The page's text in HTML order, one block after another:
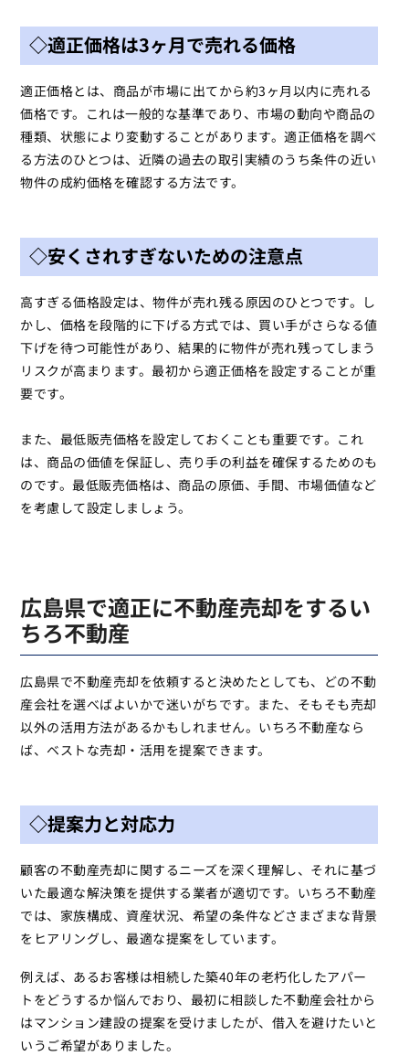
◇適正価格は3ヶ月で売れる価格
適正価格とは、商品が市場に出てから約3ヶ月以内に売れる
価格です。これは一般的な基準であり、市場の動向や商品の
種類、状態により変動することがあります。適正価格を調べ
る方法のひとつは、近隣の過去の取引実績のうち条件の近い
物件の成約価格を確認する方法です。
◇安くされすぎないための注意点
高すぎる価格設定は、物件が売れ残る原因のひとつです。し
かし、価格を段階的に下げる方式では、買い手がさらなる値
下げを待つ可能性があり、結果的に物件が売れ残ってしまう
リスクが高まります。最初から適正価格を設定することが重
要です。
また、最低販売価格を設定しておくことも重要です。これ
は、商品の価値を保証し、売り手の利益を確保するためのも
のです。最低販売価格は、商品の原価、手間、市場価値など
を考慮して設定しましょう。
広島県で適正に不動産売却をするい
ちろ不動産
広島県で不動産売却を依頼すると決めたとしても、どの不動
産会社を選べばよいかで迷いがちです。また、そもそも売却
以外の活用方法があるかもしれません。いちろ不動産なら
ば、ベストな売却・活用を提案できます。
◇提案力と対応力
顧客の不動産売却に関するニーズを深く理解し、それに基づ
いた最適な解決策を提供する業者が適切です。いちろ不動産
では、家族構成、資産状況、希望の条件などさまざまな背景
をヒアリングし、最適な提案をしています。
例えば、あるお客様は相続した築40年の老朽化したアパー
トをどうするか悩んでおり、最初に相談した不動産会社から
はマンション建設の提案を受けましたが、借入を避けたいと
いうご希望がありました。